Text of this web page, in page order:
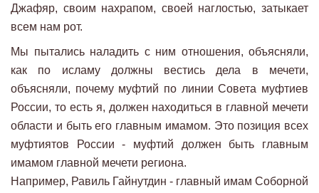
Джафяр, своим нахрапом, своей наглостью, затыкает
всем нам рот.
Мы пытались наладить с ним отношения, объясняли,
как по исламу должны вестись дела в мечети,
объясняли, почему муфтий по линии Совета муфтиев
России, то есть я, должен находиться в главной мечети
области и быть его главным имамом. Это позиция всех
муфтиятов России - муфтий должен быть главным
имамом главной мечети региона.
Например, Равиль Гайнутдин - главный имам Соборной